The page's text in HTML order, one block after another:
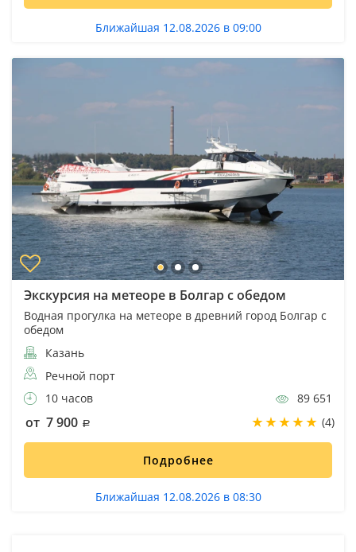
Ближайшая 12.08.2026 в 09:00
Экскурсия на метеоре в Болгар с обедом
Водная прогулка на метеоре в древний город Болгар с
обедом
Казань
Речной порт
10 часов
89 651
от 7 900 (4)
Подробнее
Ближайшая 12.08.2026 в 08:30